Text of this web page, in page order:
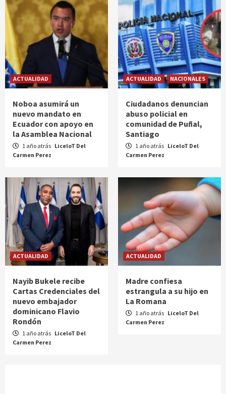
ACTUALIDAD
Noboa asumirá un
nuevo mandato en
Ecuador con apoyo en
la Asamblea Nacional
1 año atrás LiceloT Del
Carmen Perez
ACTUALIDAD NACIONALES
Ciudadanos denuncian
abuso policial en
comunidad de Puñal,
Santiago
1 año atrás LiceloT Del
Carmen Perez
ACTUALIDAD
Nayib Bukele recibe
Cartas Credenciales del
nuevo embajador
dominicano Flavio
Rondón
1 año atrás LiceloT Del
Carmen Perez
ACTUALIDAD
Madre confiesa
estrangula a su hijo en
La Romana
1 año atrás LiceloT Del
Carmen Perez